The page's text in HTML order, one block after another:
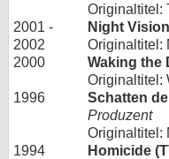
Originaltitel:
2001 -
2002
Night
Originaltitel:
2000
Waking the
Originaltitel:
1996
Schatten
Produzent
Originaltitel:
1994
Homicide